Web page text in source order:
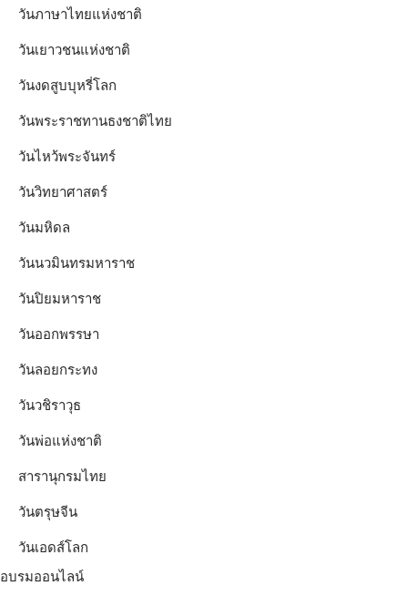
วันภาษาไทยแห่งชาติ
วันเยาวชนแห่งชาติ
วันงดสูบบุหรี่โลก
วันพระราชทานธงชาติไทย
วันไหว้พระจันทร์​
วันวิทยาศาสตร์
วันมหิดล
วันนวมินทรมหาราช
วันปิยมหาราช
วันออกพรรษา
วันลอยกระทง
วันวชิราวุธ
วันพ่อแห่งชาติ
สารานุกรมไทย
วันตรุษจีน
วันเอดส์โลก
อบรมออนไลน์